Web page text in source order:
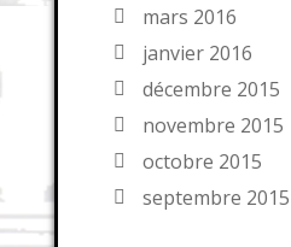
mars 2016
janvier 2016
décembre 2015
novembre 2015
octobre 2015
septembre 2015